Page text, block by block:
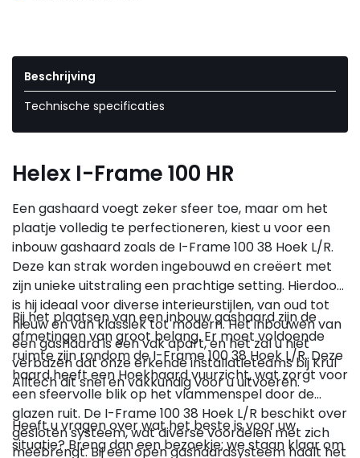
Beschrijving
Technische specificaties
Helex I-Frame 100 HR
Een gashaard voegt zeker sfeer toe, maar om het
plaatje volledig te perfectioneren, kiest u voor een
inbouw gashaard zoals de I-Frame 100 38 Hoek L/R.
Deze kan strak worden ingebouwd en creëert met
zijn unieke uitstraling een prachtige setting. Hierdoor
is hij ideaal voor diverse interieurstijlen, van oud tot
nieuw en van klassiek tot modern. Het inbouwen van
een gashaard is een vak apart, en het zal u niet
verbazen dat onze erkende installatieteams bij Krul
Alltech dit snel en vakkundig voor u uitvoeren.
Bij het plaatsen van een inbouw gashaard zijn de
afmetingen van groot belang. Er moet voldoende
ruimte zijn rondom de I-Frame 100 38 Hoek L/R. Deze
haard heeft een Hoekhaard vuurzicht, wat zorgt voor
een sfeervolle blik op het vlammenspel door de
glazen ruit. De I-Frame 100 38 Hoek L/R beschikt over
gesloten systeem, wat diverse voordelen met zich
meebrengt. Bij een open gashaardsysteem haalt het
Heeft u vragen over wat het beste is voor uw
situatie? Breng dan een bezoekje; we staan klaar om